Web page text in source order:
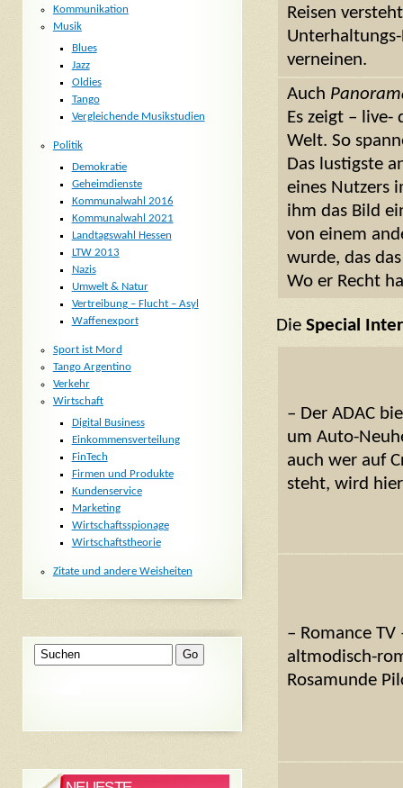
Reisen
verneinen.
Auch
Es zeigt – live-
Welt. So
Das lustigste
eines Nutzers
ihm das Bild
von einem
wurde, das
Wo er Recht
Die Special
– Der ADAC
um Auto-
auch wer auf
steht, wird
– Romance
altmodisch-
Rosamunde
Kommunikation
Musik
Blues
Jazz
Oldies
Tango
Vergleichende Musikstudien
Politik
Demokratie
Geheimdienste
Kommunalwahl 2016
Kommunalwahl 2021
Landtagswahl Hessen
LTW 2013
Nazis
Umwelt & Natur
Vertreibung – Flucht – Asyl
Waffenexport
Sport ist Mord
Tango Argentino
Verkehr
Wirtschaft
Digital Business
Einkommensverteilung
FinTech
Firmen und Produkte
Kundenservice
Marketing
Wirtschaftsspionage
Wirtschaftstheorie
Zitate und andere Weisheiten